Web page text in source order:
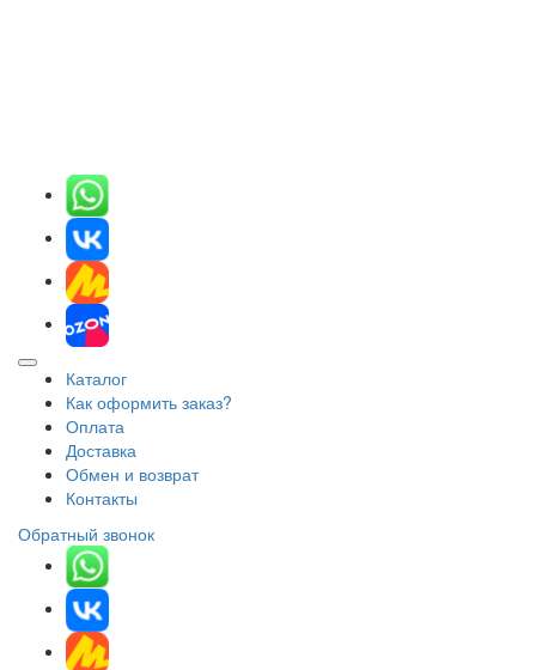
Каталог
Как оформить заказ?
Оплата
Доставка
Обмен и возврат
Контакты
Обратный звонок